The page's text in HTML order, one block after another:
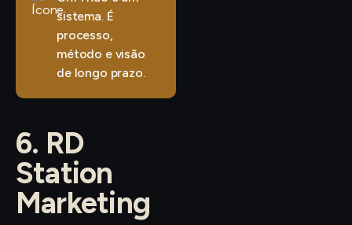
sistema. É
processo,
método e visão
de longo prazo.
6. RD
Station
Marketing